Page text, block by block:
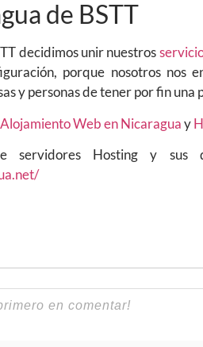
de BSTT
decidimos unir nuestros
porque nosotros nos
y personas de tener por fin una
Alojamiento Web en Nicaraguay
servidores Hosting y